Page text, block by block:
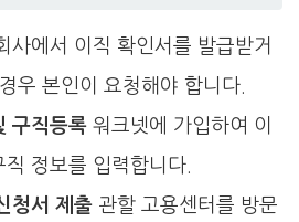
사에서 이직 확인서를 발급받거
우 본인이 요청해야 합니다.
구직등록워크넷에 가입하여 이
정보를 입력합니다.
청서 제출관할 고용센터를 방문